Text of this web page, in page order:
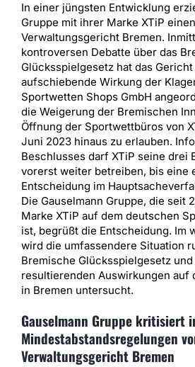
In einer jüngsten Entwicklung
Gruppe mit ihrer Marke XTiP
Verwaltungsgericht Bremen.
kontroversen Debatte über das
Glücksspielgesetz hat das
aufschiebende Wirkung der
Sportwetten Shops GmbH
die Weigerung der Bremischen
Öffnung der Sportwettbüros von
Juni 2023 hinaus zu erlauben.
Beschlusses darf XTiP seine drei
vorerst weiter betreiben, bis eine
Entscheidung im
Die Gauselmann Gruppe, die seit
Marke XTiP auf dem deutschen
ist, begrüßt die Entscheidung. Im
wird die umfassendere Situation
Bremische Glücksspielgesetz
resultierenden Auswirkungen auf
in Bremen untersucht.
Gauselmann Gruppe kritisiert
Mindestabstandsregelungen
Verwaltungsgericht Bremen